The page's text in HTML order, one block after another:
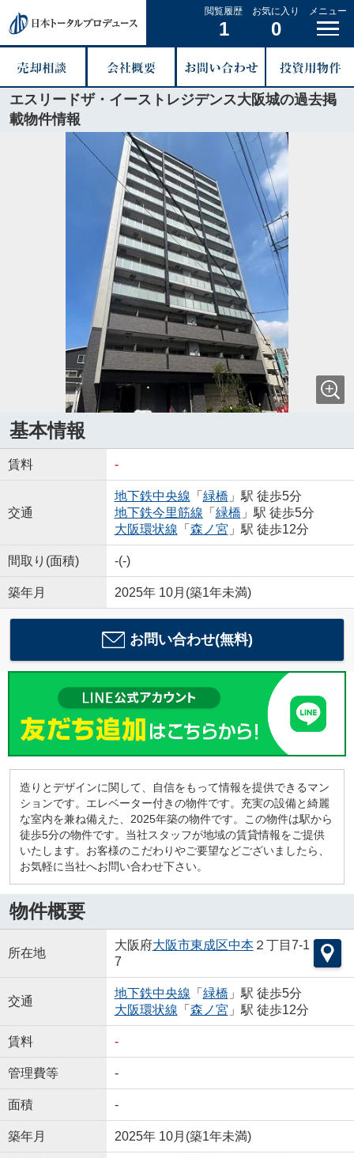
閲覧履歴
1
お気に入り
0
メニュー
エスリードザ・イーストレジデンス大阪城の過去掲
載物件情報
基本情報
賃料 -
交通
地下鉄中央線 「 緑橋 」駅 徒歩5分
地下鉄今里筋線 「 緑橋 」駅 徒歩5分
大阪環状線 「 森ノ宮 」駅 徒歩12分
間取り(面積) -(-)
築年月 2025年 10月(築1年未満)
お問い合わせ(無料)
造りとデザインに関して、自信をもって情報を提供できるマン
ションです。エレベーター付きの物件です。充実の設備と綺麗
な室内を兼ね備えた、2025年築の物件です。この物件は駅から
徒歩5分の物件です。当社スタッフが地域の賃貸情報をご提供
いたします。お客様のこだわりやご要望などございましたら、
お気軽に当社へお問い合わせ下さい。
物件概要
所在地
大阪府大阪市東成区中本２丁目7-1
7
交通
地下鉄中央線 「 緑橋 」駅 徒歩5分
大阪環状線 「 森ノ宮 」駅 徒歩12分
賃料 -
管理費等 -
面積 -
築年月 2025年 10月(築1年未満)